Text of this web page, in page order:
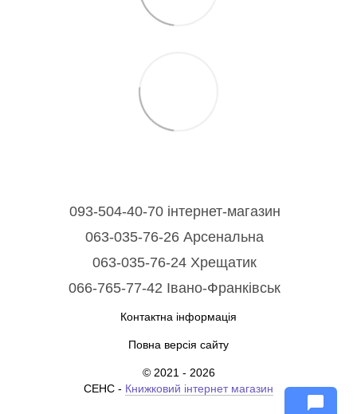
093-504-40-70 інтернет-магазин
063-035-76-26 Арсенальна
063-035-76-24 Хрещатик
066-765-77-42 Івано-Франківськ
Контактна інформація
Повна версія сайту
© 2021 - 2026
СЕНС - Книжковий інтернет магазин
chat_bubble